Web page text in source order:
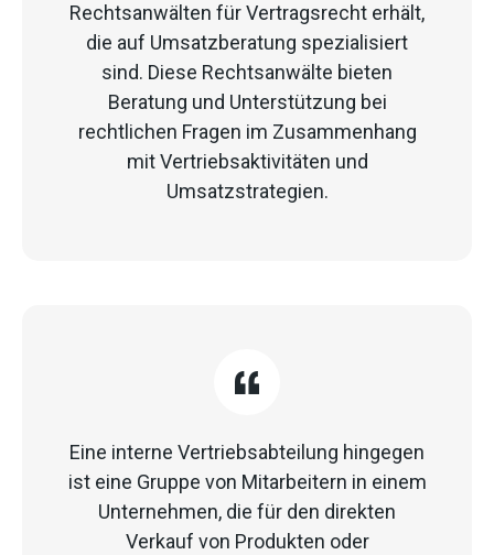
Rechtsanwälten für Vertragsrecht erhält,
die auf Umsatzberatung spezialisiert
sind. Diese Rechtsanwälte bieten
Beratung und Unterstützung bei
rechtlichen Fragen im Zusammenhang
mit Vertriebsaktivitäten und
Umsatzstrategien.
Eine interne Vertriebsabteilung hingegen
ist eine Gruppe von Mitarbeitern in einem
Unternehmen, die für den direkten
Verkauf von Produkten oder